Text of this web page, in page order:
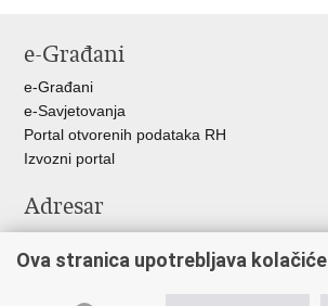
FacebookuTwitteru
e-Građani
e-Građani
e-Savjetovanja
Portal otvorenih podataka RH
Izvozni portal
Adresar
Adresar tijela javne vlasti
Ova stranica upotrebljava kolačiće